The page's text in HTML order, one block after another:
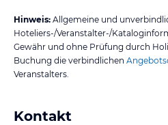
Hinweis: Allgemeine und
Hoteliers-/Veranstalter-/
Gewähr und ohne Prüfung durch
Buchung die verbindlichen
Veranstalters.
Kontakt